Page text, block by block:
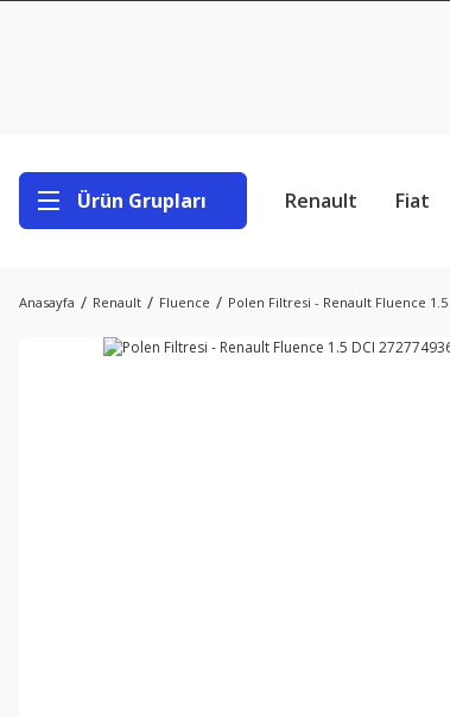
Ürün Grupları Renault Fiat
Anasayfa Renault Fluence Polen Filtresi - Renault Fluence 1.5